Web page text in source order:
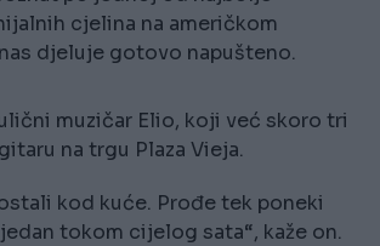
cjelina na američkom
djeluje gotovo napušteno.
muzičar Elio, koji već skoro tri
na trgu Plaza Vieja.
kod kuće. Prođe tek poneki
tokom cijelog sata“, kaže on.